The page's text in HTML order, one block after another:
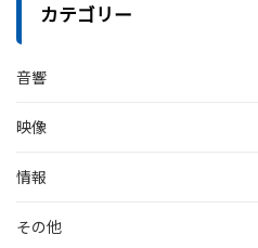
カテゴリー
音響
映像
情報
その他